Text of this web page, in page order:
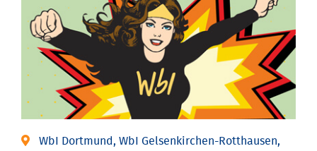
WbI Dortmund, WbI Gelsenkirchen-Rotthausen,